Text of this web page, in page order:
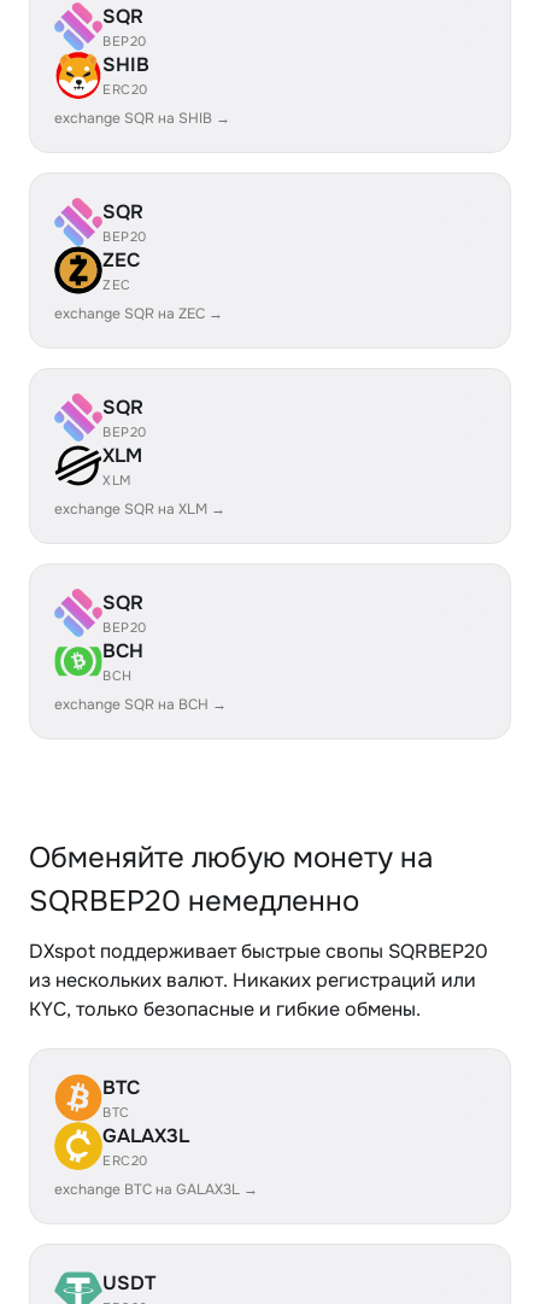
SQR
BEP20
SHIB
ERC20
exchange SQR на SHIB →
SQR
BEP20
ZEC
ZEC
exchange SQR на ZEC →
SQR
BEP20
XLM
XLM
exchange SQR на XLM →
SQR
BEP20
BCH
BCH
exchange SQR на BCH →
Обменяйте любую монету на
SQRBEP20 немедленно
DXspot поддерживает быстрые свопы SQRBEP20
из нескольких валют. Никаких регистраций или
KYC, только безопасные и гибкие обмены.
BTC
BTC
GALAX3L
ERC20
exchange BTC на GALAX3L →
USDT